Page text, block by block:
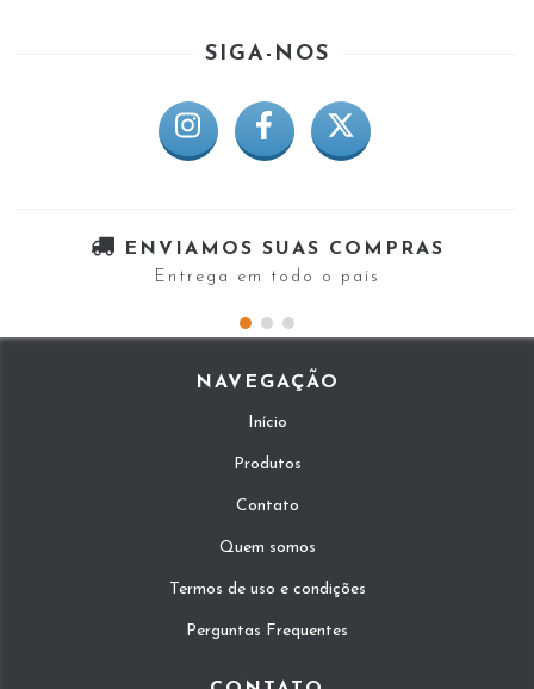
SIGA-NOS
ENVIAMOS SUAS COMPRAS
Entrega em todo o país
NAVEGAÇÃO
Início
Produtos
Contato
Quem somos
Termos de uso e condições
Perguntas Frequentes